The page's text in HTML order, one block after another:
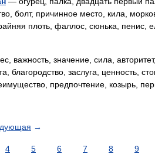
болт, причинное место, кила,
плоть, фаллос, сюнька, пенис,
важность, значение, сила,
благородство, заслуга, ценность,
предпочтение, козырь,
→
4 5 6 7 8 9